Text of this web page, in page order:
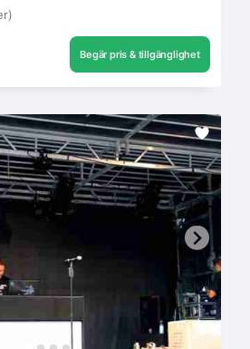
Begär pris & tillgänglighet